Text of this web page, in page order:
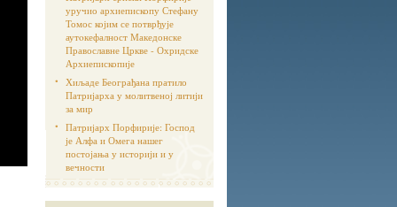
уручио архиепископу Стефану
Томос којим се потврђује
аутoкефалност Македонске
Православне Цркве - Охридске
Архиепископије
Хиљаде Београђана пратило
Патријарха у молитвеној литији
за мир
Патријарх Порфирије: Господ
је Алфа и Омега нашег
постојања у историји и у
вечности